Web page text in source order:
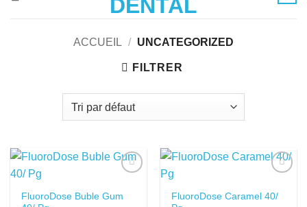
ACCUEIL / UNCATEGORIZED
FILTRER
LISTE DE
FluoroDose Buble Gum
LISTE DE
FluoroDose Caramel 40/